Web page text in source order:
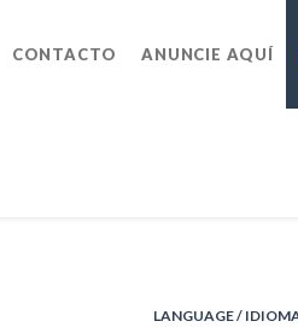
CONTACTO ANUNCIE AQUÍ
LANGUAGE /